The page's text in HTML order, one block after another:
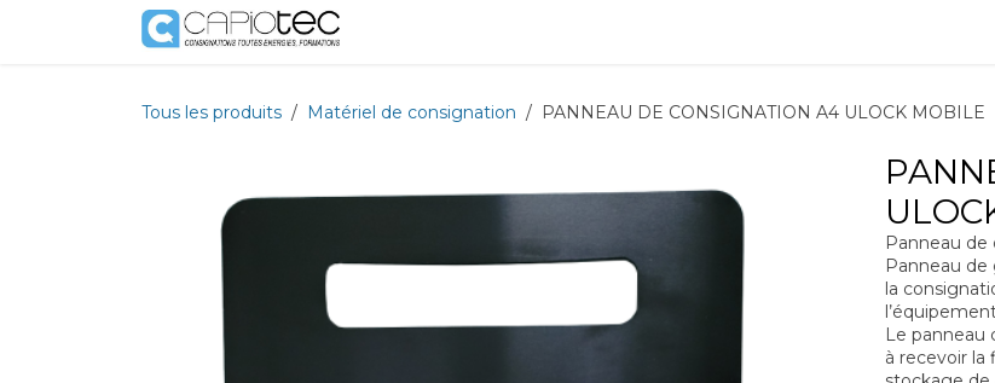
Se rendre au contenu
Tous les produits Matériel de consignation PANNEAU DE CONSIGNATION A4 ULOCK MOBILE
Panneau de
Panneau
la
Le panneau
à recevoir la